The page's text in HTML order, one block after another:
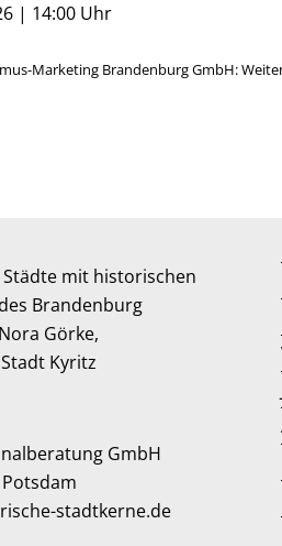
| 14:00 Uhr
Marketing Brandenburg GmbH:
mit historischen
Brandenburg
Görke,
Kyritz
GmbH
stadtkerne.de